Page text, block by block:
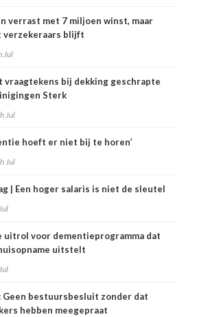
verrast met 7 miljoen winst, maar
verzekeraars blijft
Jul
vraagtekens bij dekking geschrapte
Sterk
Jul
hoeft er niet bij te horen’
Jul
| Een hoger salaris is niet de sleutel
uitrol voor dementieprogramma dat
uitstelt
Geen bestuursbesluit zonder dat
hebben meegepraat